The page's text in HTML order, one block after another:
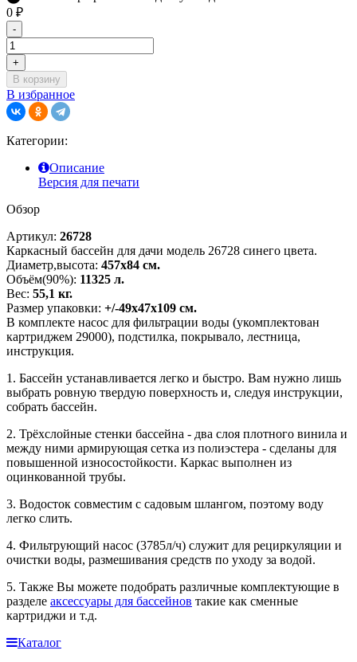
0 ₽
-
+
В корзину
В избранное
Категории:
Описание
Версия для печати
Обзор
Артикул: 26728
Каркасный бассейн для дачи модель 26728 синего цвета.
Диаметр,высота: 457х84 см.
Объём(90%): 11325 л.
Вес: 55,1 кг.
Размер упаковки: +/-49х47х109 см.
В комплекте насос для фильтрации воды (укомплектован
картриджем 29000), подстилка, покрывало, лестница,
инструкция.
1. Бассейн устанавливается легко и быстро. Вам нужно лишь
выбрать ровную твердую поверхность и, следуя инструкции,
собрать бассейн.
2. Трёхслойные стенки бассейна - два слоя плотного винила и
между ними армирующая сетка из полиэстера - сделаны для
повышенной износостойкости. Каркас выполнен из
оцинкованной трубы.
3. Водосток совместим с садовым шлангом, поэтому воду
легко слить.
4. Фильтрующий насос (3785л/ч) служит для рециркуляции и
очистки воды, размешивания средств по уходу за водой.
5. Также Вы можете подобрать различные комплектующие в
разделе аксессуары для бассейнов такие как сменные
картриджи и т.д.
Каталог